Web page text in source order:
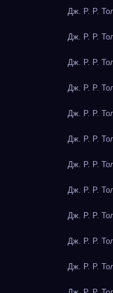
Дж. Р. Р.
Дж. Р. Р.
Дж. Р. Р.
Дж. Р. Р.
Дж. Р. Р.
Дж. Р. Р.
Дж. Р. Р.
Дж. Р. Р.
Дж. Р. Р.
Дж. Р. Р.
Дж. Р. Р.